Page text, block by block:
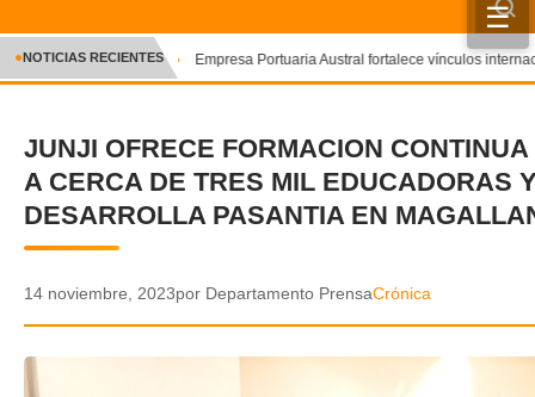
☰
INICIO
CRÓNICA
DEPORTES
ENTRETENIMIENTO Y CULTURA
✕
●NOTICIAS RECIENTES Empresa Portuaria Austral fortalece vínculos
JUNJI OFRECE FORMACION CONTINUA
A CERCA DE TRES MIL EDUCADORAS
DESARROLLA PASANTIA EN
14 noviembre, 2023por Departamento PrensaCrónica